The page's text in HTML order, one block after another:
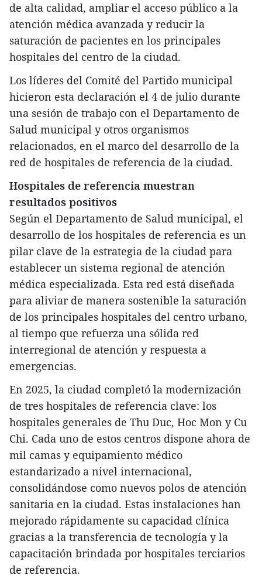
de alta calidad, ampliar el acceso público a la
atención médica avanzada y reducir la
saturación de pacientes en los principales
hospitales del centro de la ciudad.
Los líderes del Comité del Partido municipal
hicieron esta declaración el 4 de julio durante
una sesión de trabajo con el Departamento de
Salud municipal y otros organismos
relacionados, en el marco del desarrollo de la
red de hospitales de referencia de la ciudad.
Hospitales de referencia muestran
resultados positivos
Según el Departamento de Salud municipal, el
desarrollo de los hospitales de referencia es un
pilar clave de la estrategia de la ciudad para
establecer un sistema regional de atención
médica especializada. Esta red está diseñada
para aliviar de manera sostenible la saturación
de los principales hospitales del centro urbano,
al tiempo que refuerza una sólida red
interregional de atención y respuesta a
emergencias.
En 2025, la ciudad completó la modernización
de tres hospitales de referencia clave: los
hospitales generales de Thu Duc, Hoc Mon y Cu
Chi. Cada uno de estos centros dispone ahora de
mil camas y equipamiento médico
estandarizado a nivel internacional,
consolidándose como nuevos polos de atención
sanitaria en la ciudad. Estas instalaciones han
mejorado rápidamente su capacidad clínica
gracias a la transferencia de tecnología y la
capacitación brindada por hospitales terciarios
de referencia.